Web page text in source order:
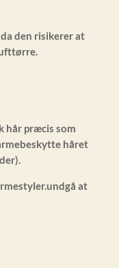
den risikerer at
hår præcis som
håret
at